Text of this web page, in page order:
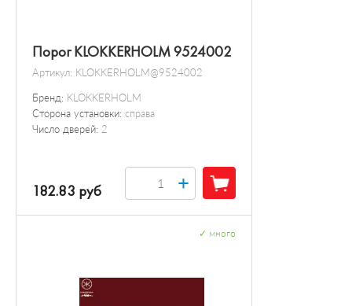
Порог KLOKKERHOLM 9524002
Артикул: KLOKKERHOLM@9524002
Бренд: KLOKKERHOLM
Сторона установки: справа
Число дверей: 2
182.83 руб +
много